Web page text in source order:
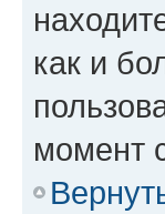
как и
момент